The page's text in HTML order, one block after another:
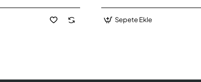
Sepete Ekle